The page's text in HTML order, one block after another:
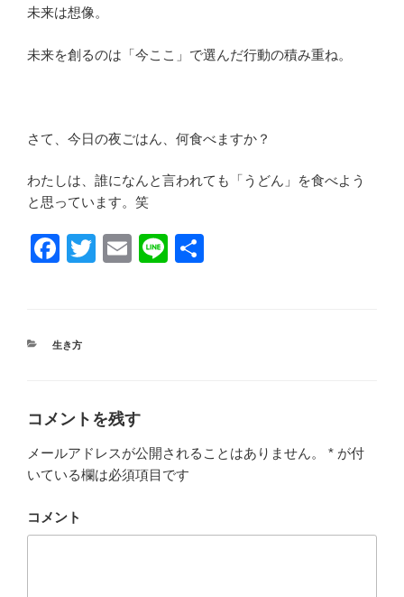
未来は想像。
未来を創るのは「今ここ」で選んだ行動の積み重ね。
さて、今日の夜ごはん、何食べますか？
わたしは、誰になんと言われても「うどん」を食べよう
と思っています。笑
F
e
o
k
T
E
Li
カ
ー
生き方
コメントを残す
メールアドレスが公開されることはありません。 * が付
いている欄は必須項目です
コメント